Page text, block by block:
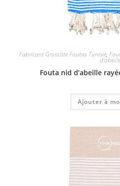
Fabricant Grossiste Foutas Tunisie,
d'abeille
Fouta nid d’abeille
Ajouter à